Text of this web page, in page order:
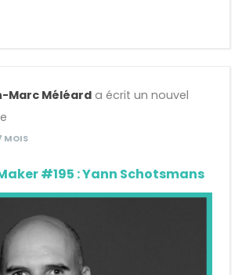
Marc Méléard a écrit un nouvel
MOIS
#195 : Yann Schotsmans